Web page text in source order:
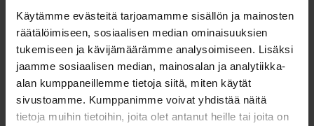
Käytämme evästeitä tarjoamamme sisällön ja mainosten
räätälöimiseen, sosiaalisen median ominaisuuksien
tukemiseen ja kävijämäärämme analysoimiseen. Lisäksi
jaamme sosiaalisen median, mainosalan ja analytiikka-
alan kumppaneillemme tietoja siitä, miten käytät
sivustoamme. Kumppanimme voivat yhdistää näitä
tietoja muihin tietoihin, joita olet antanut heille tai joita on
Jenny Vento
Strand Properties Oy – Helsinki